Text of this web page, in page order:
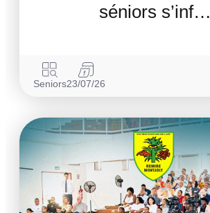
séniors s’inf…
Seniors23/07/26